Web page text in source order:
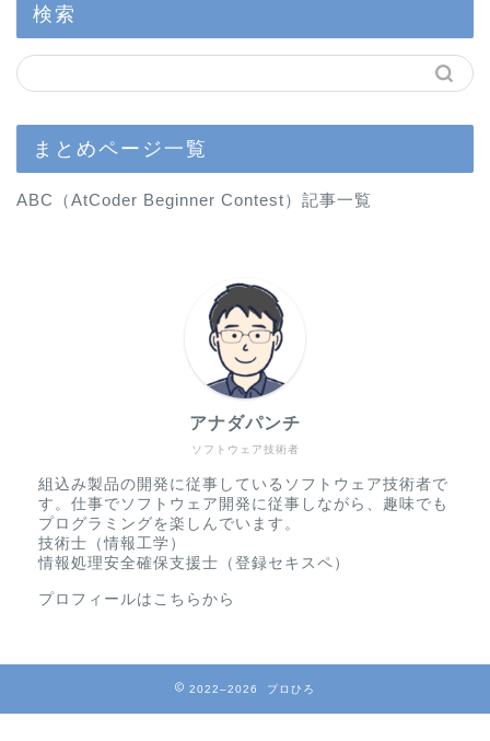
検索
まとめページ一覧
ABC（AtCoder Beginner Contest）記事一覧
ソフトウェア技術者
アナダパンチ
組込み製品の開発に従事しているソフトウェア技術者で
す。仕事でソフトウェア開発に従事しながら、趣味でも
プログラミングを楽しんでいます。
技術士（情報工学）
情報処理安全確保支援士（登録セキスペ）
プロフィールはこちらから
2022–2026 プロひろ